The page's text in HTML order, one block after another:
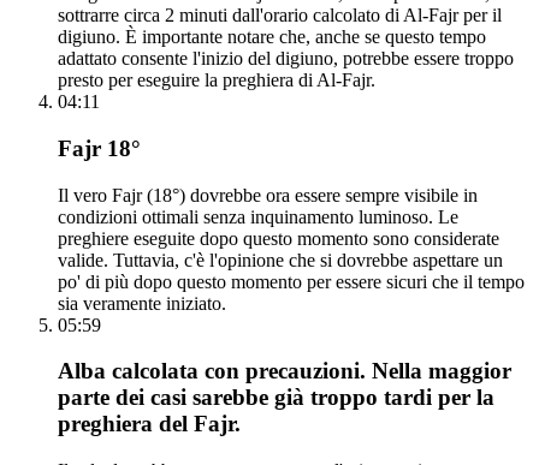
sottrarre circa 2 minuti dall'orario calcolato di Al-Fajr per il
digiuno. È importante notare che, anche se questo tempo
adattato consente l'inizio del digiuno, potrebbe essere troppo
presto per eseguire la preghiera di Al-Fajr.
04:11
Fajr 18°
Il vero Fajr (18°) dovrebbe ora essere sempre visibile in
condizioni ottimali senza inquinamento luminoso. Le
preghiere eseguite dopo questo momento sono considerate
valide. Tuttavia, c'è l'opinione che si dovrebbe aspettare un
po' di più dopo questo momento per essere sicuri che il tempo
sia veramente iniziato.
05:59
Alba calcolata con precauzioni. Nella maggior
parte dei casi sarebbe già troppo tardi per la
preghiera del Fajr.